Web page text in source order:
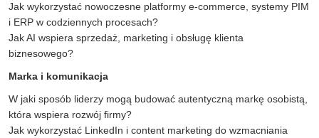
Jak wykorzystać nowoczesne platformy e-commerce, systemy PIM
i ERP w codziennych procesach?
Jak AI wspiera sprzedaż, marketing i obsługę klienta
biznesowego?
Marka i komunikacja
W jaki sposób liderzy mogą budować autentyczną markę osobistą,
która wspiera rozwój firmy?
Jak wykorzystać LinkedIn i content marketing do wzmacniania